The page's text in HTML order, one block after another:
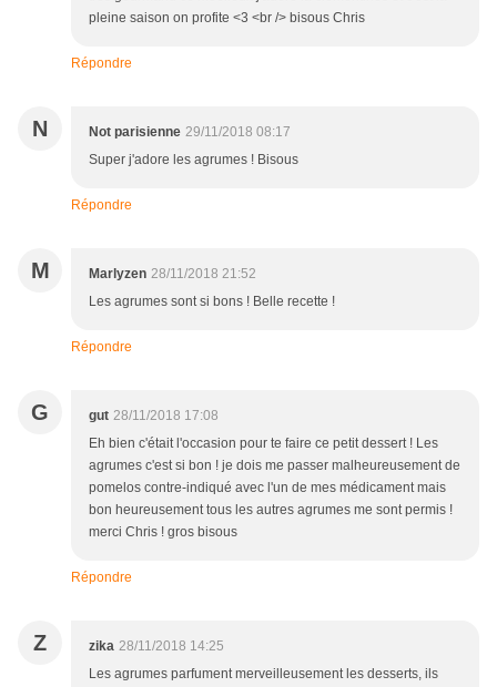
pleine saison on profite <3 <br /> bisous Chris
Répondre
N Not parisienne 29/11/2018 08:17
Super j'adore les agrumes ! Bisous
Répondre
M Marlyzen 28/11/2018 21:52
Les agrumes sont si bons ! Belle recette !
Répondre
G gut 28/11/2018 17:08
Eh bien c'était l'occasion pour te faire ce petit dessert ! Les
agrumes c'est si bon ! je dois me passer malheureusement de
pomelos contre-indiqué avec l'un de mes médicament mais
bon heureusement tous les autres agrumes me sont permis !
merci Chris ! gros bisous
Répondre
Z zika 28/11/2018 14:25
Les agrumes parfument merveilleusement les desserts, ils